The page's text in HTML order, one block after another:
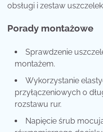
obsługi i zestaw
Porady montażowe
Sprawdzenie
montażem.
Wykorzystanie
przyłączeniowych o
rozstawu rur.
Napięcie śrub